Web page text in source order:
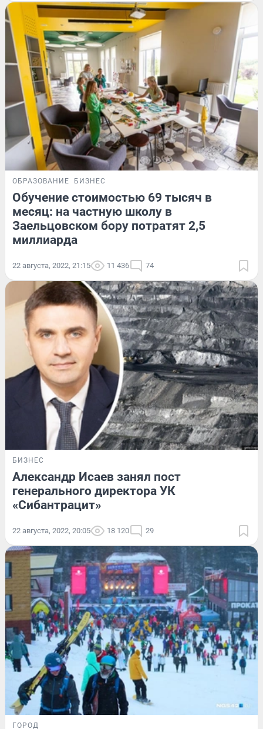
ОБРАЗОВАНИЕ БИЗНЕС
Обучение стоимостью 69 тысяч в
месяц: на частную школу в
Заельцовском бору потратят 2,5
миллиарда
22 августа, 2022, 21:15 11 436 74
БИЗНЕС
Александр Исаев занял пост
генерального директора УК
«Сибантрацит»
22 августа, 2022, 20:05 18 120 29
ГОРОД